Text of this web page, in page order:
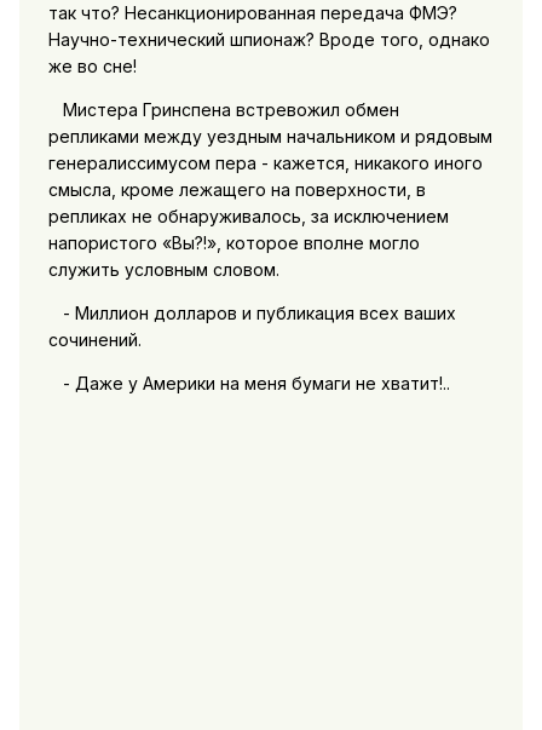
так что? Несанкционированная передача ФМЭ?
Научно-технический шпионаж? Вроде того, однако
же во сне!
Мистера Гринспена встревожил обмен
репликами между уездным начальником и рядовым
генералиссимусом пера - кажется, никакого иного
смысла, кроме лежащего на поверхности, в
репликах не обнаруживалось, за исключением
напористого «Вы?!», которое вполне могло
служить условным словом.
- Миллион долларов и публикация всех ваших
сочинений.
- Даже у Америки на меня бумаги не хватит!..